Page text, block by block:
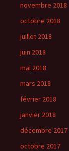
novembre 2018
octobre 2018
juillet 2018
juin 2018
mai 2018
mars 2018
février 2018
janvier 2018
décembre 2017
octobre 2017